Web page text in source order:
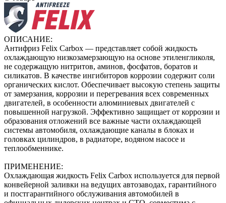
ОПИСАНИЕ:
Антифриз Felix Carbox — представляет собой жидкость
охлаждающую низкозамерзающую на основе этиленгликоля,
не содержащую нитритов, аминов, фосфатов, боратов и
силикатов. В качестве ингибиторов коррозии содержит соли
органических кислот. Обеспечивает высокую степень защиты
от замерзания, коррозии и перегревания всех современных
двигателей, в особенности алюминиевых двигателей с
повышенной нагрузкой. Эффективно защищает от коррозии и
образования отложений все важные части охлаждающей
системы автомобиля, охлаждающие каналы в блоках и
головках цилиндров, в радиаторе, водяном насосе и
теплообменнике.
ПРИМЕНЕНИЕ:
Охлаждающая жидкость Felix Carbox используется для первой
конвейерной заливки на ведущих автозаводах, гарантийного
и постгарантийного обслуживания автомобилей в